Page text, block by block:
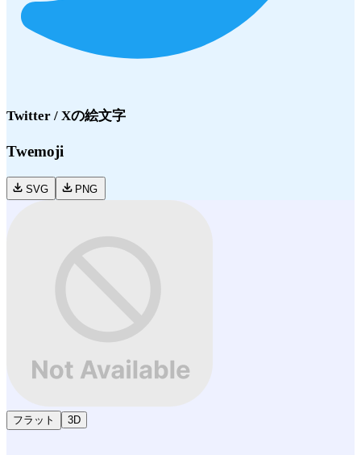
Twitter / Xの絵文字
Twemoji
SVG PNG
フラット 3D